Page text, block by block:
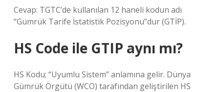
Cevap: TGTC’de kullanılan 12 haneli kodun adı
“Gümrük Tarife İstatistik Pozisyonu”dur (GTİP).
HS Code ile GTIP aynı mı?
HS Kodu; “Uyumlu Sistem” anlamına gelir. Dünya
Gümrük Örgütü (WCO) tarafından geliştirilen HS